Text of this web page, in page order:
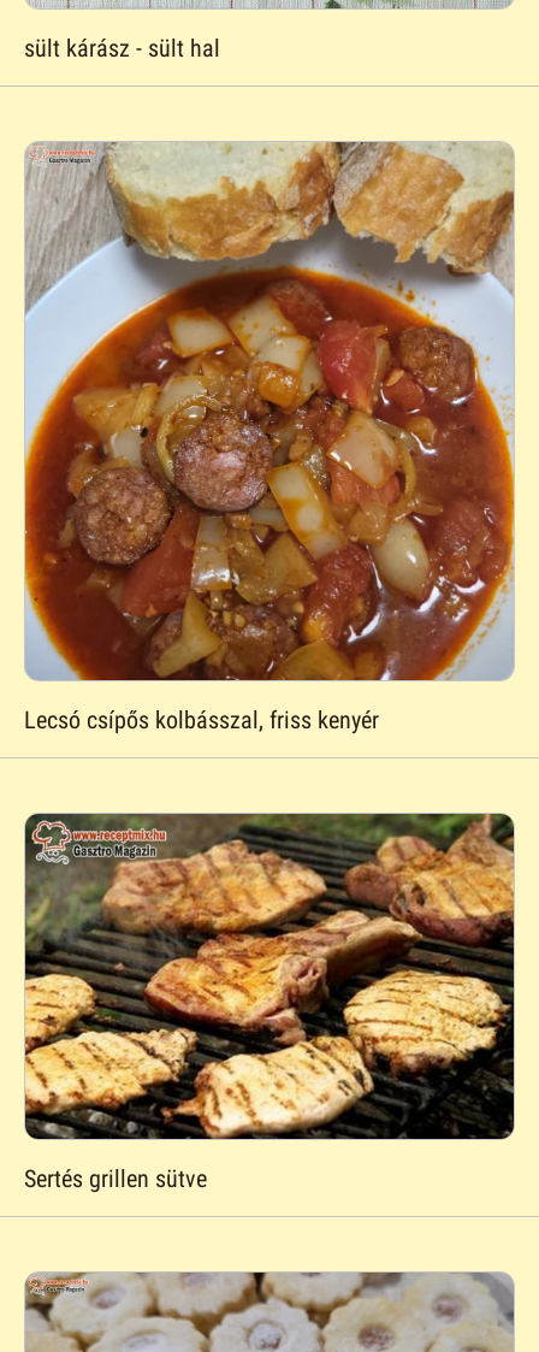
sült kárász - sült hal
Lecsó csípős kolbásszal, friss kenyér
Sertés grillen sütve